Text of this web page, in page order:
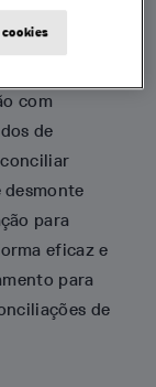
com
de
desmonte
para
eficaz e
para
de